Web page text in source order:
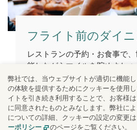
フライト前のダイ
レストランの予約・お食事で
能しながらマイルを貯めましょ
イ」会員のお客様であれば、さ
ストランでいつも新たな美食体
す。
詳細を見る
弊社では、当ウェブサイトが適切に機能
の体験を提供するためにクッキーを使用
イトを引き続き利用することで、お客様
に同意されたものとみなします。弊社に
についての詳細、クッキーの設定の変更
ーポリシー
のページをご覧ください。